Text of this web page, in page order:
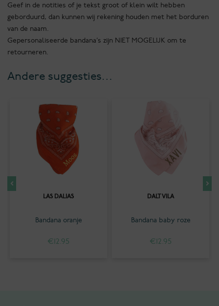
Geef in de notities of je tekst groot of klein wilt hebben
geborduurd, dan kunnen wij rekening houden met het borduren
van de naam.
Gepersonaliseerde bandana’s zijn NIET MOGELIJK om te
retourneren.
Andere suggesties…
LAS DALIAS
Bandana oranje
€12.95
DALT VILA
Bandana baby roze
€12.95